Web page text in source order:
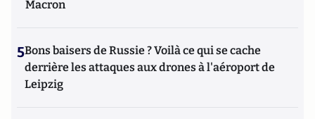
Macron
5Bons baisers de Russie ? Voilà ce qui se cache
derrière les attaques aux drones à l'aéroport de
Leipzig